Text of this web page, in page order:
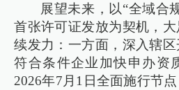
展望未来，以“全域合
首张许可证发放为契机，
续发力：一方面，深入辖
符合条件企业加快申办资
2026年7月1日全面施行节